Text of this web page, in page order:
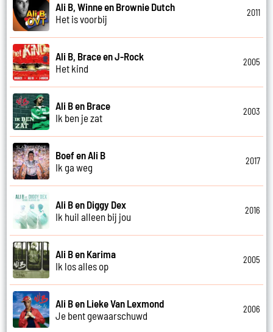
Ali B, Winne en Brownie Dutch
Het is voorbij
2011
Ali B, Brace en J-Rock
Het kind
2005
Ali B en Brace
Ik ben je zat
2003
Boef en Ali B
Ik ga weg
2017
Ali B en Diggy Dex
Ik huil alleen bij jou
2016
Ali B en Karima
Ik los alles op
2005
Ali B en Lieke Van Lexmond
Je bent gewaarschuwd
2006